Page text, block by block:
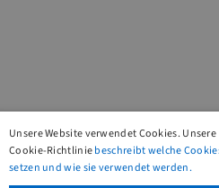
Unsere Website verwendet Cookies. Unsere
Cookie-Richtliniebeschreibt welche
setzen und wie sie verwendet werden.